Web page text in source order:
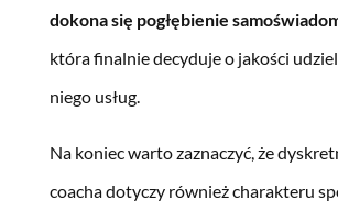
dokona się pogłębienie
która finalnie decyduje o jakości
niego usług.
Na koniec warto zaznaczyć, że
coacha dotyczy również charakteru